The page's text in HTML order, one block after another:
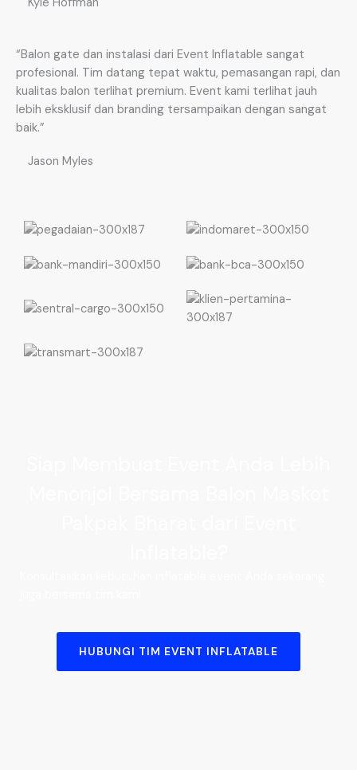
“Balon gate dan instalasi dari Event Inflatable sangat
profesional. Tim datang tepat waktu, pemasangan rapi, dan
kualitas balon terlihat premium. Event kami terlihat jauh
lebih eksklusif dan branding tersampaikan dengan sangat
baik.”
Jason Myles
HUBUNGI TIM EVENT INFLATABLE